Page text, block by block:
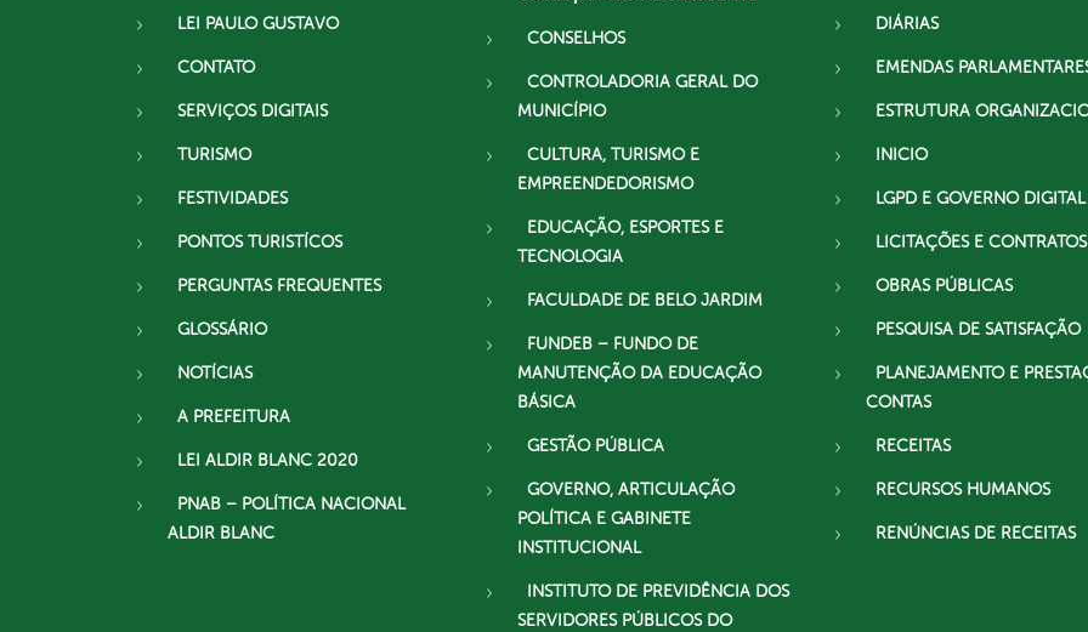
LEI PAULO GUSTAVO
CONTATO
SERVIÇOS DIGITAIS
TURISMO
FESTIVIDADES
PONTOS TURISTÍCOS
PERGUNTAS FREQUENTES
GLOSSÁRIO
NOTÍCIAS
A PREFEITURA
LEI ALDIR BLANC 2020
PNAB – POLÍTICA NACIONAL
ALDIR BLANC
CONSELHOS
CONTROLADORIA GERAL DO
MUNICÍPIO
CULTURA, TURISMO E
EMPREENDEDORISMO
EDUCAÇÃO, ESPORTES E
TECNOLOGIA
FACULDADE DE BELO JARDIM
FUNDEB – FUNDO DE
MANUTENÇÃO DA EDUCAÇÃO
BÁSICA
GESTÃO PÚBLICA
GOVERNO, ARTICULAÇÃO
POLÍTICA E GABINETE
INSTITUCIONAL
INSTITUTO DE PREVIDÊNCIA DOS
SERVIDORES PÚBLICOS DO
DIÁRIAS
EMENDAS
ESTRUTURA
INICIO
LGPD E GOVERNO DIGITAL
LICITAÇÕES E CONTRATOS
OBRAS PÚBLICAS
PESQUISA DE SATISFAÇÃO
PLANEJAMENTO E
CONTAS
RECEITAS
RECURSOS HUMANOS
RENÚNCIAS DE RECEITAS